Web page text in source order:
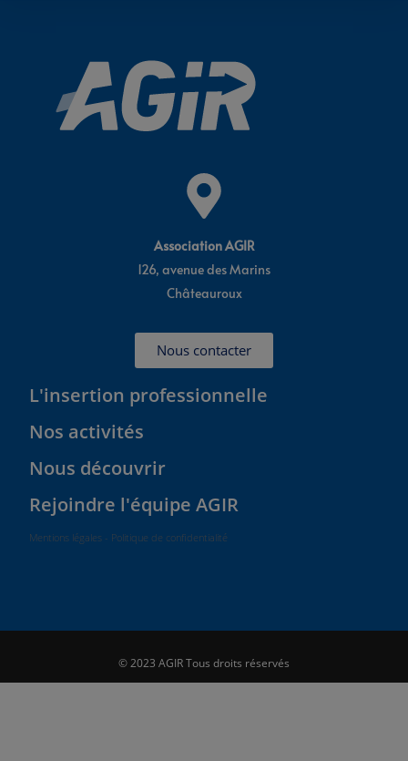
Association AGIR
126, avenue des Marins
Châteauroux
Nous contacter
L'insertion professionnelle
Nos activités
Nous découvrir
Rejoindre l'équipe AGIR
Mentions légales - Politique de confidentialité
© 2023 AGIR Tous droits réservés